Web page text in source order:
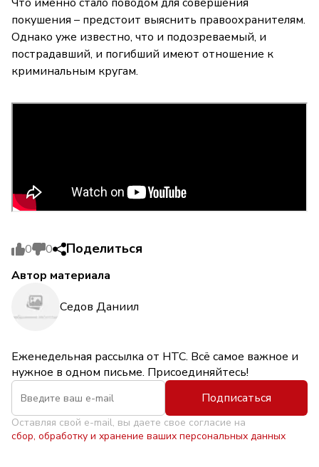
покушения – предстоит выяснить правоохранителям.
Однако уже известно, что и подозреваемый, и
пострадавший, и погибший имеют отношение к
криминальным кругам.
0 0 Поделиться
Автор материала
Седов Даниил
Еженедельная рассылка от НТС. Всё самое важное и
нужное в одном письме. Присоединяйтесь!
Подписаться
Оставляя свой e-mail, вы даете свое согласие на
сбор, обработку и хранение ваших персональных данных